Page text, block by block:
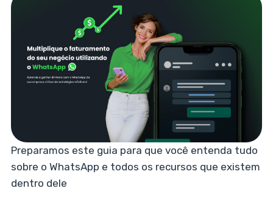
Preparamos este guia para que você entenda tudo
sobre o WhatsApp e todos os recursos que existem
dentro dele